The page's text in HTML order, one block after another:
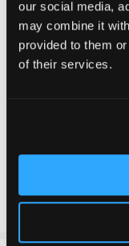
our social media,
may combine it
provided to them
of their services.
Honigwaben
zusammen mit
besonders edlen
cm breite
mm Aluminium
Gesamthöhe des
Zu den